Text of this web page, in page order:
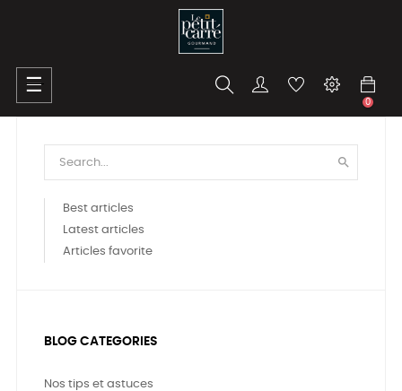
Toggle
navigation
☰
0

Best articles
Latest articles
Articles favorite
BLOG CATEGORIES
Nos tips et astuces